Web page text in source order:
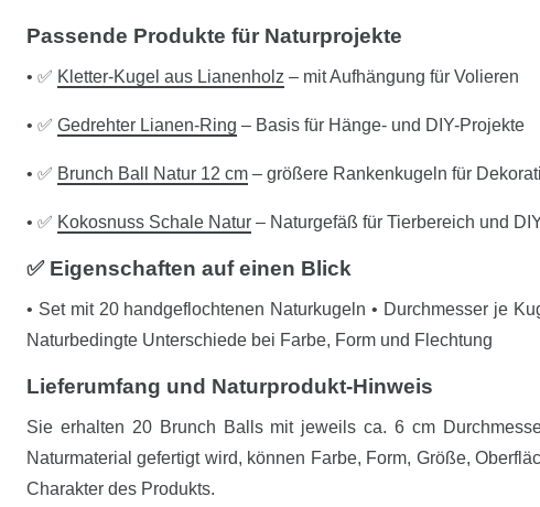
Passende Produkte für Naturprojekte
• ✅ Kletter-Kugel aus Lianenholz – mit Aufhängung für Volieren
• ✅ Gedrehter Lianen-Ring – Basis für Hänge- und DIY-Projekte
• ✅ Brunch Ball Natur 12 cm – größere Rankenkugeln für
• ✅ Kokosnuss Schale Natur – Naturgefäß für Tierbereich und
✅ Eigenschaften auf einen Blick
• Set mit 20 handgeflochtenen Naturkugeln • Durchmesser je
Naturbedingte Unterschiede bei Farbe, Form und Flechtung
Lieferumfang und Naturprodukt-Hinweis
Sie erhalten 20 Brunch Balls mit jeweils ca. 6 cm
Naturmaterial gefertigt wird, können Farbe, Form, Größe,
Charakter des Produkts.